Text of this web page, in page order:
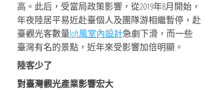
高。此后，受當局政策影響，從2019年8月開始，
年夜陸居平易近赴臺個人及團隊游相繼暫停，赴
臺觀光客數量loft風室內設計急劇下滑，而一些
臺灣有名的景點，近年來受影響加倍明顯。
陸客少了
對臺灣觀光產業影響宏大